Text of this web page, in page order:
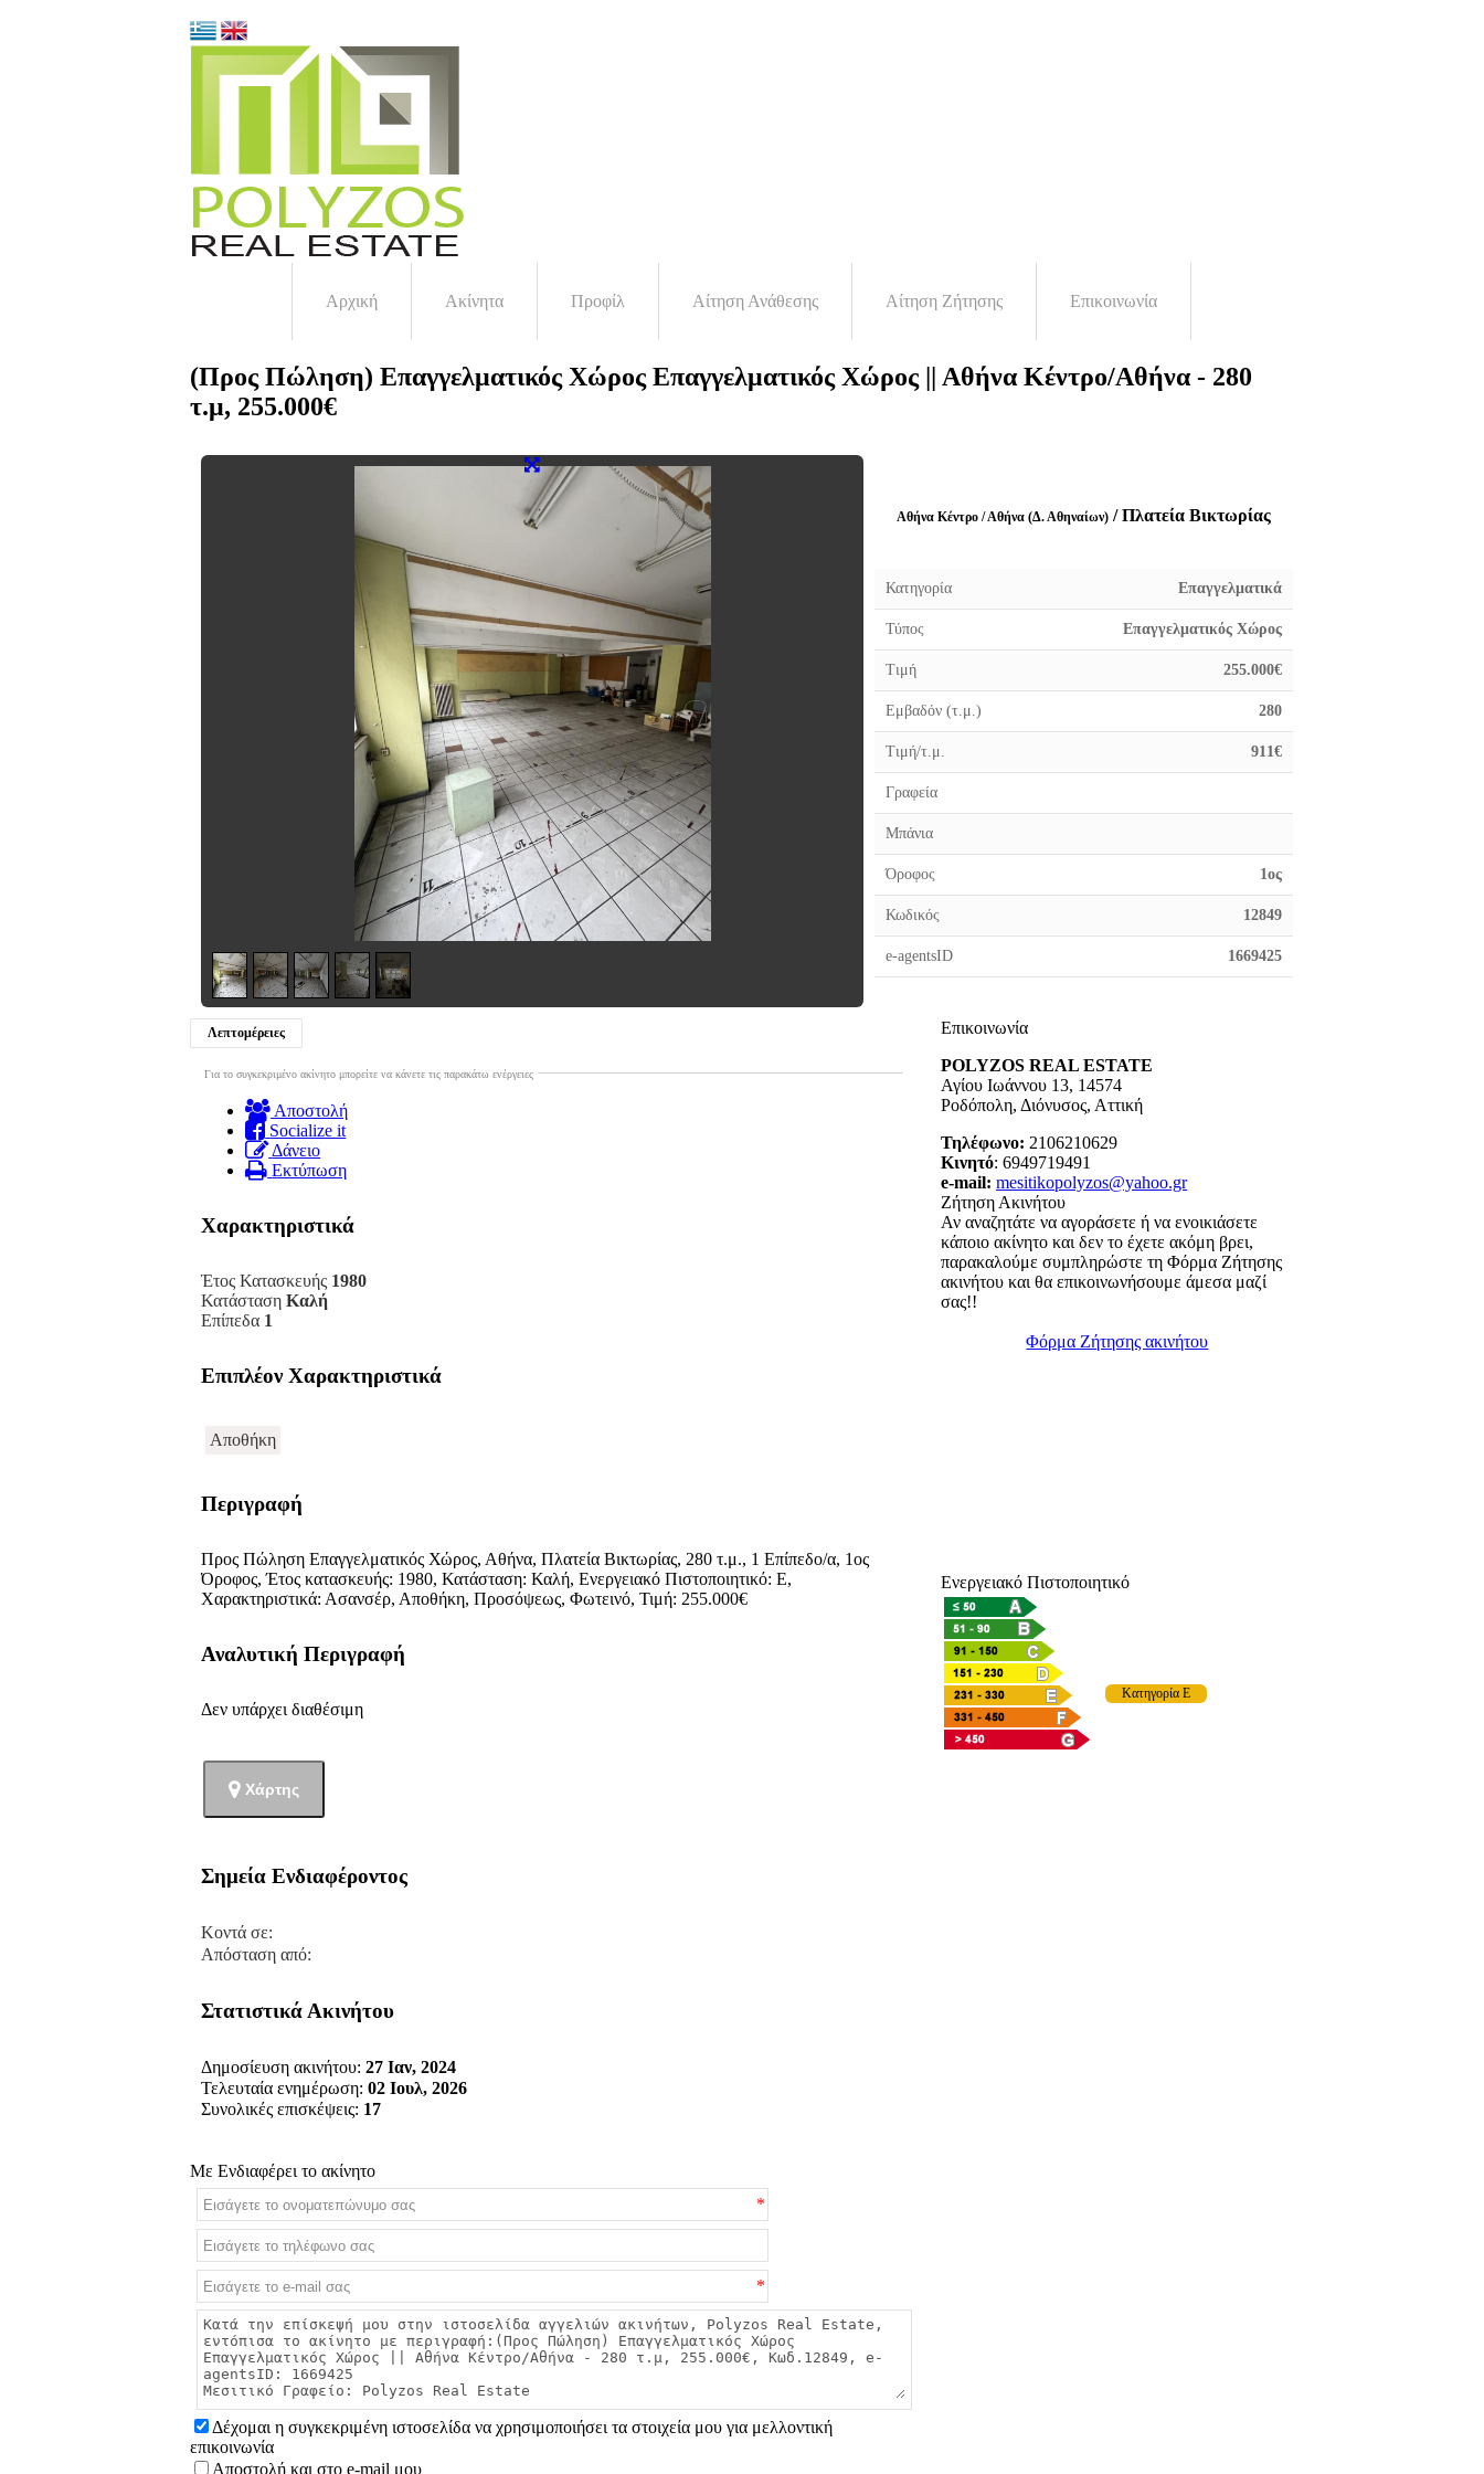
Αρχική Ακίνητα Προφίλ Αίτηση Ανάθεσης Αίτηση Ζήτησης Επικοινωνία
(Προς Πώληση) Επαγγελματικός Χώρος Επαγγελματικός Χώρος || Αθήνα Κέντρο/Αθήνα - 280
τ.μ, 255.000€
Αθήνα Κέντρο / Αθήνα (Δ. Αθηναίων) / Πλατεία Βικτωρίας
Κατηγορία Επαγγελματικά
Τύπος Επαγγελματικός Χώρος
Τιμή 255.000€
Εμβαδόν (τ.μ.) 280
Τιμή/τ.μ. 911€
Γραφεία
Μπάνια
Όροφος 1ος
Κωδικός 12849
e-agentsID 1669425
Λεπτομέρειες
Για το συγκεκριμένo ακίνητο μπορείτε να κάνετε τις παρακάτω ενέργειες
Αποστολή
Socialize it
Δάνειο
Εκτύπωση
Χαρακτηριστικά
Έτος Κατασκευής 1980
ΚατάστασηΚαλή
Επίπεδα 1
Επιπλέον Χαρακτηριστικά
Αποθήκη
Περιγραφή
Προς Πώληση Επαγγελματικός Χώρος, Αθήνα, Πλατεία Βικτωρίας, 280 τ.μ., 1 Επίπεδο/α, 1ος
Όροφος, Έτος κατασκευής: 1980, Κατάσταση: Καλή, Ενεργειακό Πιστοποιητικό: Ε,
Χαρακτηριστικά: Ασανσέρ, Αποθήκη, Προσόψεως, Φωτεινό, Τιμή: 255.000€
Αναλυτική Περιγραφή
Δεν υπάρχει διαθέσιμη
Χάρτης
Σημεία Ενδιαφέροντος
Κοντά σε:
Απόσταση από:
Στατιστικά Ακινήτου
Δημοσίευση ακινήτου:27 Ιαν, 2024
Τελευταία ενημέρωση:02 Ιουλ, 2026
Συνολικές επισκέψεις: 17
Με Ενδιαφέρει το ακίνητο
*
*
Δέχομαι η συγκεκριμένη ιστοσελίδα να χρησιμοποιήσει τα στοιχεία μου για μελλοντική
επικοινωνία
Αποστολή και στο e-mail μου
Επικοινωνία
POLYZOS REAL ESTATE
Αγίου Ιωάννου 13, 14574
Ροδόπολη, Διόνυσος, Αττική
Τηλέφωνο: 2106210629
Κινητό: 6949719491
e-mail: mesitikopolyzos@yahoo.gr
Ζήτηση Ακινήτου
Αν αναζητάτε να αγοράσετε ή να ενοικιάσετε
κάποιο ακίνητο και δεν το έχετε ακόμη βρει,
παρακαλούμε συμπληρώστε τη Φόρμα Ζήτησης
ακινήτου και θα επικοινωνήσουμε άμεσα μαζί
σας!!
Φόρμα Ζήτησης ακινήτου
Ενεργειακό Πιστοποιητικό
Κατηγορία E